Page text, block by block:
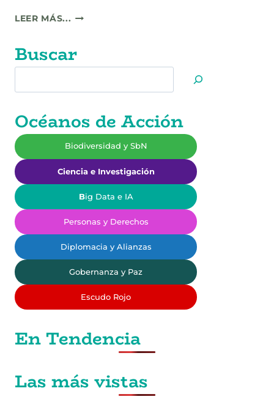
LEER MÁS... AGUA,
OTROS
DETALLES.
Buscar
Océanos de Acción
Biodiversidad y SbN
Ciencia e Investigación
Big Data e IA
Personas y Derechos
Diplomacia y Alianzas
Gobernanza y Paz
Escudo Rojo
En Tendencia
Las más vistas